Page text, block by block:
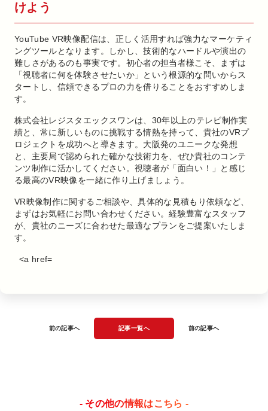
けよう
YouTube VR映像配信は、正しく活用すれば強力なマーケティ
ングツールとなります。しかし、技術的なハードルや演出の
難しさがあるのも事実です。初心者の担当者様こそ、まずは
「視聴者に何を体験させたいか」という根源的な問いからス
タートし、信頼できるプロの力を借りることをおすすめしま
す。
株式会社レジスタエックスワンは、30年以上のテレビ制作実
績と、常に新しいものに挑戦する情熱を持って、貴社のVRプ
ロジェクトを成功へと導きます。大阪発のユニークな発想
と、主要局で認められた確かな技術力を、ぜひ貴社のコンテ
ンツ制作に活かしてください。視聴者が「面白い！」と感じ
る最高のVR映像を一緒に作り上げましょう。
VR映像制作に関するご相談や、具体的な見積もり依頼など、
まずはお気軽にお問い合わせください。経験豊富なスタッフ
が、貴社のニーズに合わせた最適なプランをご提案いたしま
す。
<a href=
前の記事へ 記事一覧へ 前の記事へ
- その他の情報はこちら -